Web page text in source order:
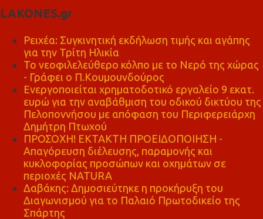
LAKONES.gr
Ρειχέα: Συγκινητική εκδήλωση τιμής και αγάπης
για την Τρίτη Ηλικία
Το νεοφιλελεύθερο κόλπο με το Νερό της χώρας
- Γράφει ο Π.Κουμουνδούρος
Ενεργοποιείται χρηματοδοτικό εργαλείο 9 εκατ.
ευρώ για την αναβάθμιση του οδικού δικτύου της
Πελοποννήσου με απόφαση του Περιφερειάρχη
Δημήτρη Πτωχού
ΠΡΟΣΟΧΗ! ΕΚΤΑΚΤΗ ΠΡΟΕΙΔΟΠΟΙΗΣΗ -
Απαγόρευση διέλευσης, παραμονής και
κυκλοφορίας προσώπων και οχημάτων σε
περιοχές NATURA
Δαβάκης: Δημοσιεύτηκε η προκήρυξη του
Διαγωνισμού για το Παλαιό Πρωτοδικείο της
Σπάρτης